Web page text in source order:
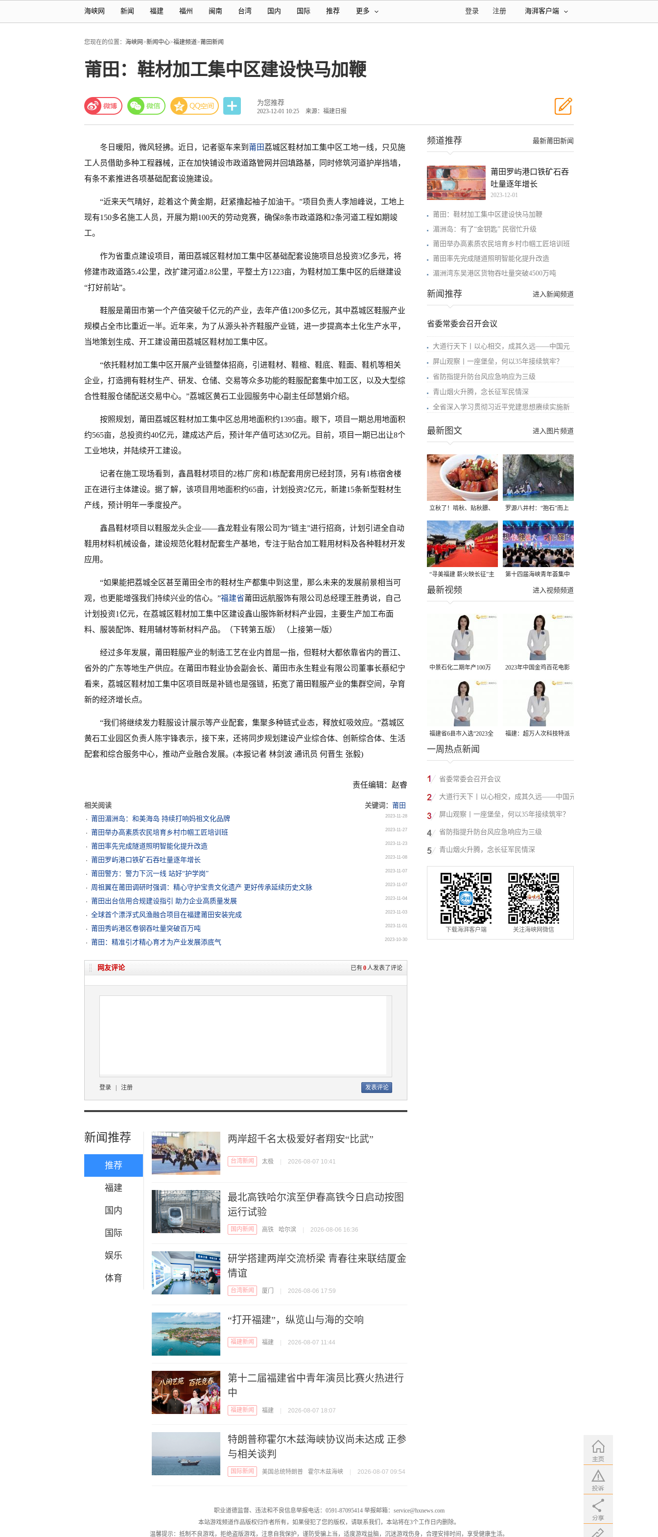
海峡网 新闻 福建 福州 闽南 台湾 国内 国际 推荐 更多 海湃客户端
注册
登录
您现在的位置： 海峡网>新闻中心>福建频道>莆田新闻
莆田：鞋材加工集中区建设快马加鞭
为您推荐
2023-12-01 10:25 来源：福建日报
冬日暖阳，微风轻拂。近日，记者驱车来到 莆田荔城区鞋材加工集中区工地一线，只见施
工人员借助多种工程器械，正在加快铺设市政道路管网并回填路基，同时修筑河道护岸挡墙，
有条不紊推进各项基础配套设施建设。
“近来天气晴好，趁着这个黄金期，赶紧撸起袖子加油干。”项目负责人李旭峰说，工地上
现有150多名施工人员，开展为期100天的劳动竞赛，确保8条市政道路和2条河道工程如期竣
工。
作为省重点建设项目，莆田荔城区鞋材加工集中区基础配套设施项目总投资3亿多元，将
修建市政道路5.4公里，改扩建河道2.8公里，平整土方1223亩，为鞋材加工集中区的后继建设
“打好前站”。
鞋服是莆田市第一个产值突破千亿元的产业，去年产值1200多亿元，其中荔城区鞋服产业
规模占全市比重近一半。近年来，为了从源头补齐鞋服产业链，进一步提高本土化生产水平，
当地策划生成、开工建设莆田荔城区鞋材加工集中区。
“依托鞋材加工集中区开展产业链整体招商，引进鞋材、鞋楦、鞋底、鞋面、鞋机等相关
企业，打造拥有鞋材生产、研发、仓储、交易等众多功能的鞋服配套集中加工区，以及大型综
合性鞋服仓储配送交易中心。”荔城区黄石工业园服务中心副主任邱慧娟介绍。
按照规划，莆田荔城区鞋材加工集中区总用地面积约1395亩。眼下，项目一期总用地面积
约565亩，总投资约40亿元，建成达产后，预计年产值可达30亿元。目前，项目一期已出让8个
工业地块，并陆续开工建设。
记者在施工现场看到，鑫昌鞋材项目的2栋厂房和1栋配套用房已经封顶，另有1栋宿舍楼
正在进行主体建设。据了解，该项目用地面积约65亩，计划投资2亿元，新建15条新型鞋材生
产线，预计明年一季度投产。
鑫昌鞋材项目以鞋服龙头企业——鑫龙鞋业有限公司为“链主”进行招商，计划引进全自动
鞋用材料机械设备，建设规范化鞋材配套生产基地，专注于贴合加工鞋用材料及各种鞋材开发
应用。
“如果能把荔城全区甚至莆田全市的鞋材生产都集中到这里，那么未来的发展前景相当可
观，也更能增强我们持续兴业的信心。”福建省莆田远航服饰有限公司总经理王胜勇说，自己
计划投资1亿元，在荔城区鞋材加工集中区建设鑫山服饰新材料产业园，主要生产加工布面
料、服装配饰、鞋用辅材等新材料产品。（下转第五版） （上接第一版）
经过多年发展，莆田鞋服产业的制造工艺在业内首屈一指，但鞋材大都依靠省内的晋江、
省外的广东等地生产供应。在莆田市鞋业协会副会长、莆田市永生鞋业有限公司董事长蔡纪宁
看来，荔城区鞋材加工集中区项目既是补链也是强链，拓宽了莆田鞋服产业的集群空间，孕育
新的经济增长点。
“我们将继续发力鞋服设计展示等产业配套，集聚多种链式业态，释放虹吸效应。”荔城区
黄石工业园区负责人陈宇锋表示，接下来，还将同步规划建设产业综合体、创新综合体、生活
配套和综合服务中心，推动产业融合发展。(本报记者 林剑波 通讯员 何晋生 张毅)
责任编辑：赵睿
相关阅读 关键词： 莆田
莆田湄洲岛：和美海岛 持续打响妈祖文化品牌
2023-11-28
莆田举办高素质农民培育乡村巾帼工匠培训班 2023-11-27
莆田率先完成隧道照明智能化提升改造 2023-11-23
莆田罗屿港口铁矿石吞吐量逐年增长 2023-11-08
莆田警方：警力下沉一线 站好“护学岗” 2023-11-07
周祖翼在莆田调研时强调：精心守护宝贵文化遗产 更好传承延续历史文脉 2023-11-07
莆田出台信用合规建设指引 助力企业高质量发展 2023-11-04
全球首个漂浮式风渔融合项目在福建莆田安装完成 2023-11-03
莆田秀屿港区卷钢吞吐量突破百万吨 2023-11-01
莆田：精准引才精心育才为产业发展添底气 2023-10-30
已有0人发表了评论
网友评论
登录 注册
新闻推荐
推荐
福建
国内
国际
娱乐
体育
两岸超千名太极爱好者翔安“比武”
台湾新闻 太极 2026-08-07 10:41
最北高铁哈尔滨至伊春高铁今日启动按图
运行试验
国内新闻 高铁 哈尔滨 2026-08-06 16:36
研学搭建两岸交流桥梁 青春往来联结厦金
情谊
台湾新闻 厦门 2026-08-06 17:59
“打开福建”，纵览山与海的交响
福建新闻 福建 2026-08-07 11:44
第十二届福建省中青年演员比赛火热进行
中
福建新闻 福建 2026-08-07 18:07
特朗普称霍尔木兹海峡协议尚未达成 正参
与相关谈判
国际新闻 美国总统特朗普 霍尔木兹海峡 2026-08-07 09:54
最新莆田新闻
频道推荐
莆田罗屿港口铁矿石吞
吐量逐年增长
2023-12-01
莆田：鞋材加工集中区建设快马加鞭
湄洲岛：有了“金钥匙” 民宿忙升级
莆田举办高素质农民培育乡村巾帼工匠培训班
莆田率先完成隧道照明智能化提升改造
湄洲湾东吴港区货物吞吐量突破4500万吨
进入新闻频道
新闻推荐
省委常委会召开会议
大道行天下丨以心相交，成其久远——中国元
屏山观察丨一座堡垒，何以35年接续筑牢？
省防指提升防台风应急响应为三级
青山烟火升腾，念长征军民情深
全省深入学习贯彻习近平党建思想赓续实施新
进入图片频道
最新图文
立秋了！啃秋、贴秋膘、
晒秋，福建人这样过才够
味→
罗源八井村：“抱石”而上
“寻美福建 薪火映长征”主
题活动在龙岩长汀启动
第十四届海峡青年荟集中
阶段活动在福州举行
进入视频频道
最新视频
中景石化二期年产100万
吨丙烷脱氢项目建成中交
2023年中国金鸡百花电影
节有福电影巡展31日启动
福建省6县市入选“2023全
国县域发展潜力百强县”
福建：超万人次科技特派
一周热点新闻
省委常委会召开会议
大道行天下丨以心相交，成其久远——中国元
首外交的世界情怀与大国气派
屏山观察丨一座堡垒，何以35年接续筑牢？
省防指提升防台风应急响应为三级
青山烟火升腾，念长征军民情深
下载海湃客户端 关注海峡网微信
职业道德监督、违法和不良信息举报电话：0591-87095414 举报邮箱：service@hxnews.com
本站游戏频道作品版权归作者所有，如果侵犯了您的版权，请联系我们，本站将在3个工作日内删除。
温馨提示：抵制不良游戏，拒绝盗版游戏，注意自我保护，谨防受骗上当，适度游戏益脑，沉迷游戏伤身，合理安排时间，享受健康生活。